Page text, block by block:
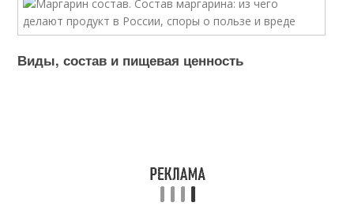
Виды, состав и пищевая ценность